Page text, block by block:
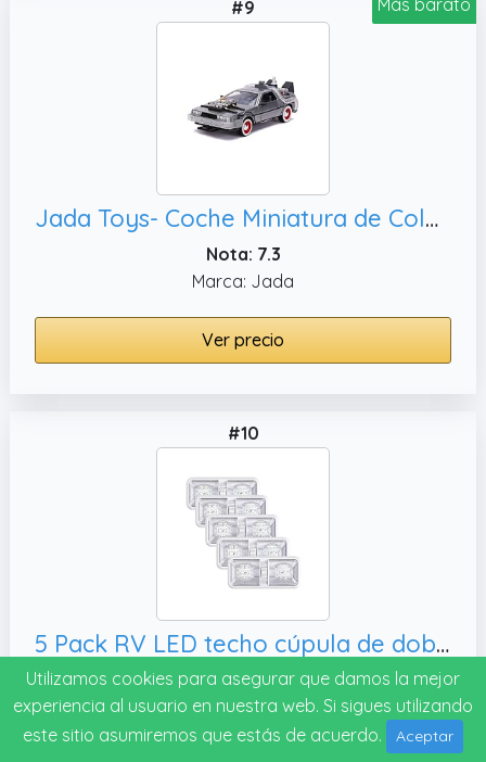
#9
Jada Toys- Coche Miniatura de Colección, Negro
Nota: 7.3
Marca: Jada
Ver precio
#10
5 Pack RV LED techo cúpula de doble luz Fixture con on/off interruptor interior iluminación para coche/caravana/remolque/caravana/Barco DC 12 V Blanco natural 4000 – 4500 K 48 x 2835SMD
Nota: 7.2
Marca: Leisure LED
Utilizamos cookies para asegurar que damos la mejor
experiencia al usuario en nuestra web. Si sigues utilizando
este sitio asumiremos que estás de acuerdo.
Aceptar